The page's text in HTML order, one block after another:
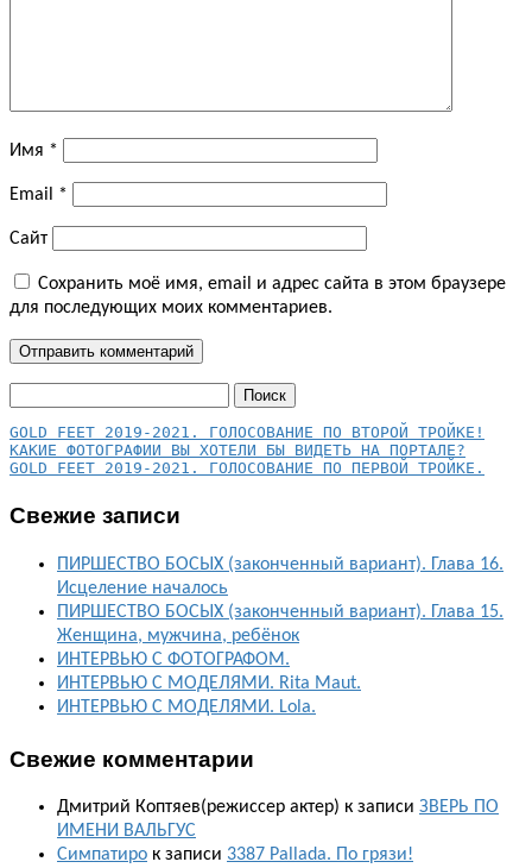
Имя *
Email *
Сайт
Сохранить моё имя, email и адрес сайта в этом браузере
для последующих моих комментариев.
КАКИЕ ФОТОГРАФИИ ВЫ ХОТЕЛИ БЫ ВИДЕТЬ НА ПОРТАЛЕ?
GOLD FEET 2019-2021. ГОЛОСОВАНИЕ ПО ПЕРВОЙ ТРОЙКЕ.
Свежие записи
ПИРШЕСТВО БОСЫХ (законченный вариант). Глава 16.
Исцеление началось
ПИРШЕСТВО БОСЫХ (законченный вариант). Глава 15.
Женщина, мужчина, ребёнок
ИНТЕРВЬЮ С ФОТОГРАФОМ.
ИНТЕРВЬЮ С МОДЕЛЯМИ. Rita Maut.
ИНТЕРВЬЮ С МОДЕЛЯМИ. Lola.
Свежие комментарии
Дмитрий Коптяев(режиссер актер) к записи ЗВЕРЬ ПО
ИМЕНИ ВАЛЬГУС
Симпатиро к записи 3387 Pallada. По грязи!